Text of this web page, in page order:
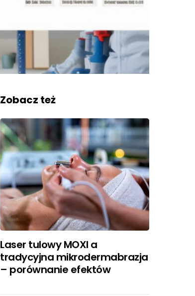
Zobacz też
Laser tulowy MOXI a
tradycyjna mikrodermabrazja
– porównanie efektów